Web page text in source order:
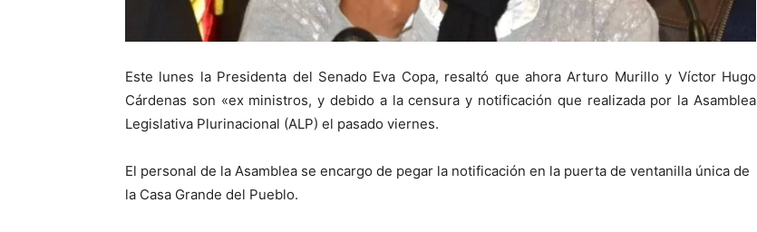
Este lunes la Presidenta del Senado Eva Copa, resaltó que ahora Arturo Murillo y Víctor Hugo
Cárdenas son «ex ministros, y debido a la censura y notificación que realizada por la Asamblea
Legislativa Plurinacional (ALP) el pasado viernes.
El personal de la Asamblea se encargo de pegar la notificación en la puerta de ventanilla única de
la Casa Grande del Pueblo.